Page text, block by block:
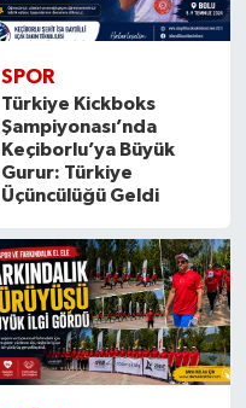
SPOR
Türkiye Kickboks
Şampiyonası’nda
Keçiborlu’ya Büyük
Gurur: Türkiye
Üçüncülüğü Geldi